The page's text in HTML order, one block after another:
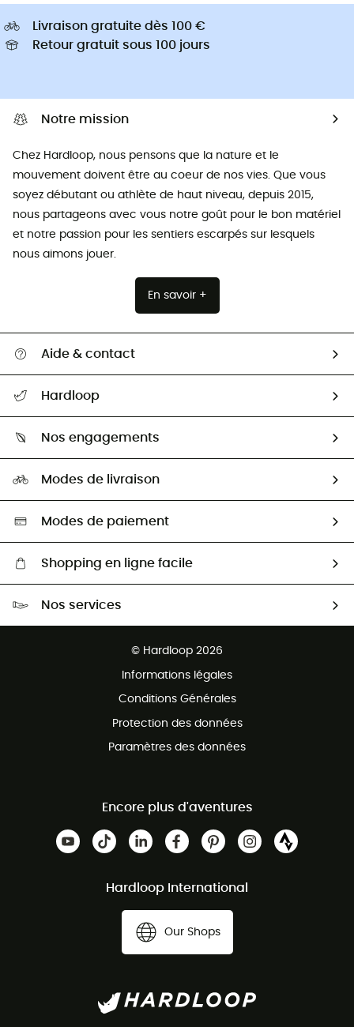
Livraison gratuite dès 100 €
Retour gratuit sous 100 jours
Notre mission
Chez Hardloop, nous pensons que la nature et le
mouvement doivent être au coeur de nos vies. Que vous
soyez débutant ou athlète de haut niveau, depuis 2015,
nous partageons avec vous notre goût pour le bon matériel
et notre passion pour les sentiers escarpés sur lesquels
nous aimons jouer.
En savoir +
Aide & contact
Guide des tailles
Seconde Main
Aide & Contact
Hardloop
HardGuides
Nos engagements
Sélection éco-responsable
Modes de livraison
Modes de paiement
Shopping en ligne facile
Nos services
© Hardloop 2026
Informations légales
Conditions Générales
Protection des données
Paramètres des données
Encore plus d'aventures
Hardloop International
Our Shops